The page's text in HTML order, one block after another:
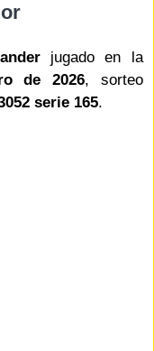
jugado en la
de 2026, sorteo
serie 165.